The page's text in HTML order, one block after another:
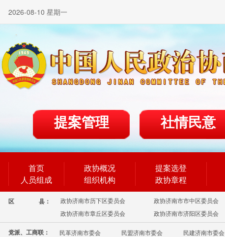
2026-08-10 星期一
提案管理 社情民意
首页
人员组成
政协概况
组织机构
提案选登
政协章程
区 县： 政协济南市历下区委员会 政协济南市市中区委员会
政协济南市章丘区委员会
政协济南市济阳区委员会
党派、工商联： 民革济南市委会 民盟济南市委会 民建济南市委会